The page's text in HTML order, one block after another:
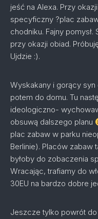
jeść na Alexa. Przy
specyficzny ?plac
chodniku. Fajny
przy okazji obiad.
Ujdzie :).
Wyskakany i gorący syn
potem do domu. Tu
ideologiczno-
obsuwą dalszego planu
plac zabaw w parku
Berlinie). Placów zabaw
byłoby do zobaczenia
Wracając, trafiamy do
30EU na bardzo dobre
Jeszcze tylko powrót